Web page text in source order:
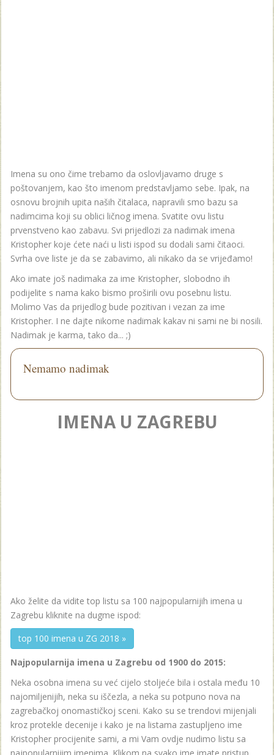
Imena su ono čime trebamo da oslovljavamo druge s
poštovanjem, kao što imenom predstavljamo sebe. Ipak, na
osnovu brojnih upita naših čitalaca, napravili smo bazu sa
nadimcima koji su oblici ličnog imena. Svatite ovu listu
prvenstveno kao zabavu. Svi prijedlozi za nadimak imena
Kristopher koje ćete naći u listi ispod su dodali sami čitaoci.
Svrha ove liste je da se zabavimo, ali nikako da se vrijeđamo!
Ako imate još nadimaka za ime Kristopher, slobodno ih
podijelite s nama kako bismo proširili ovu posebnu listu.
Molimo Vas da prijedlog bude pozitivan i vezan za ime
Kristopher. I ne dajte nikome nadimak kakav ni sami ne bi nosili.
Nadimak je karma, tako da... ;)
Nemamo nadimak
IMENA U ZAGREBU
Ako želite da vidite top listu sa 100 najpopularnijih imena u
Zagrebu kliknite na dugme ispod:
top 100 imena u ZG 2018 »
Najpopularnija imena u Zagrebu od 1900 do 2015:
Neka osobna imena su već cijelo stoljeće bila i ostala među 10
najomiljenijih, neka su iščezla, a neka su potpuno nova na
zagrebačkoj onomastičkoj sceni. Kako su se trendovi mijenjali
kroz protekle decenije i kako je na listama zastupljeno ime
Kristopher procijenite sami, a mi Vam ovdje nudimo listu sa
najpopularnijim imenima. Klikom na svako ime imate pristup